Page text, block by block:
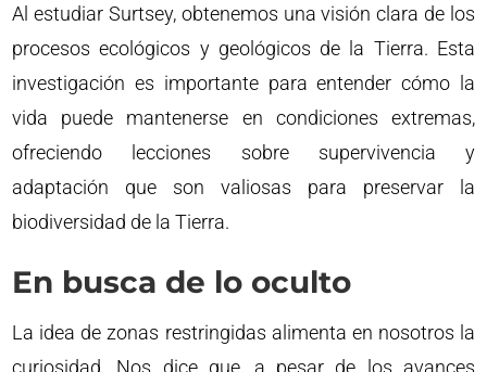
Al estudiar Surtsey, obtenemos una visión clara de los
procesos ecológicos y geológicos de la Tierra. Esta
investigación es importante para entender cómo la
vida puede mantenerse en condiciones extremas,
ofreciendo lecciones sobre supervivencia y
adaptación que son valiosas para preservar la
biodiversidad de la Tierra.
En busca de lo oculto
La idea de zonas restringidas alimenta en nosotros la
curiosidad. Nos dice que, a pesar de los avances